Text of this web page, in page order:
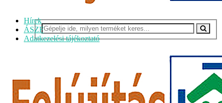
Hírek
ÁSZF
Adatkezelési tájékoztató